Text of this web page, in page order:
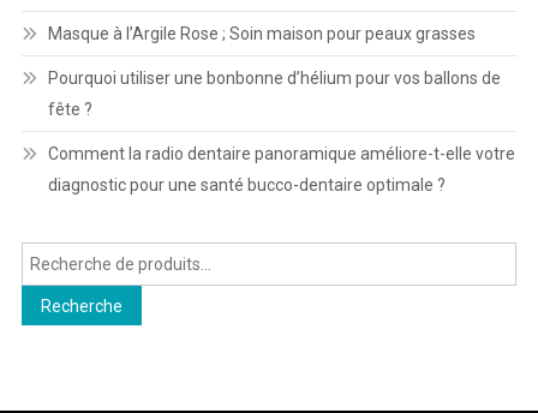
Masque à l’Argile Rose ; Soin maison pour peaux grasses
Pourquoi utiliser une bonbonne d’hélium pour vos ballons de
fête ?
Comment la radio dentaire panoramique améliore-t-elle votre
diagnostic pour une santé bucco-dentaire optimale ?
Recherche
pour :
Recherche